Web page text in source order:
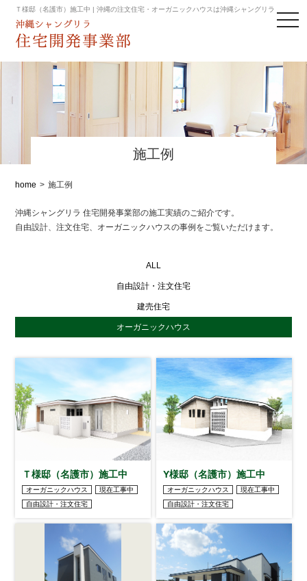
Ｔ様邸（名護市）施工中 | 沖縄の注文住宅・オーガニックハウスは沖縄シャングリラ
施工例
home > 施工例
沖縄シャングリラ 住宅開発事業部の施工実績のご紹介です。
自由設計、注文住宅、オーガニックハウスの事例をご覧いただけます。
ALL
自由設計・注文住宅
建売住宅
オーガニックハウス
Ｔ様邸（名護市）施工中
オーガニックハウス
現在工事中
自由設計・注文住宅
Y様邸（名護市）施工中
オーガニックハウス
現在工事中
自由設計・注文住宅